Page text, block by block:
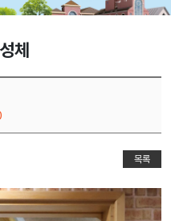
체
목록